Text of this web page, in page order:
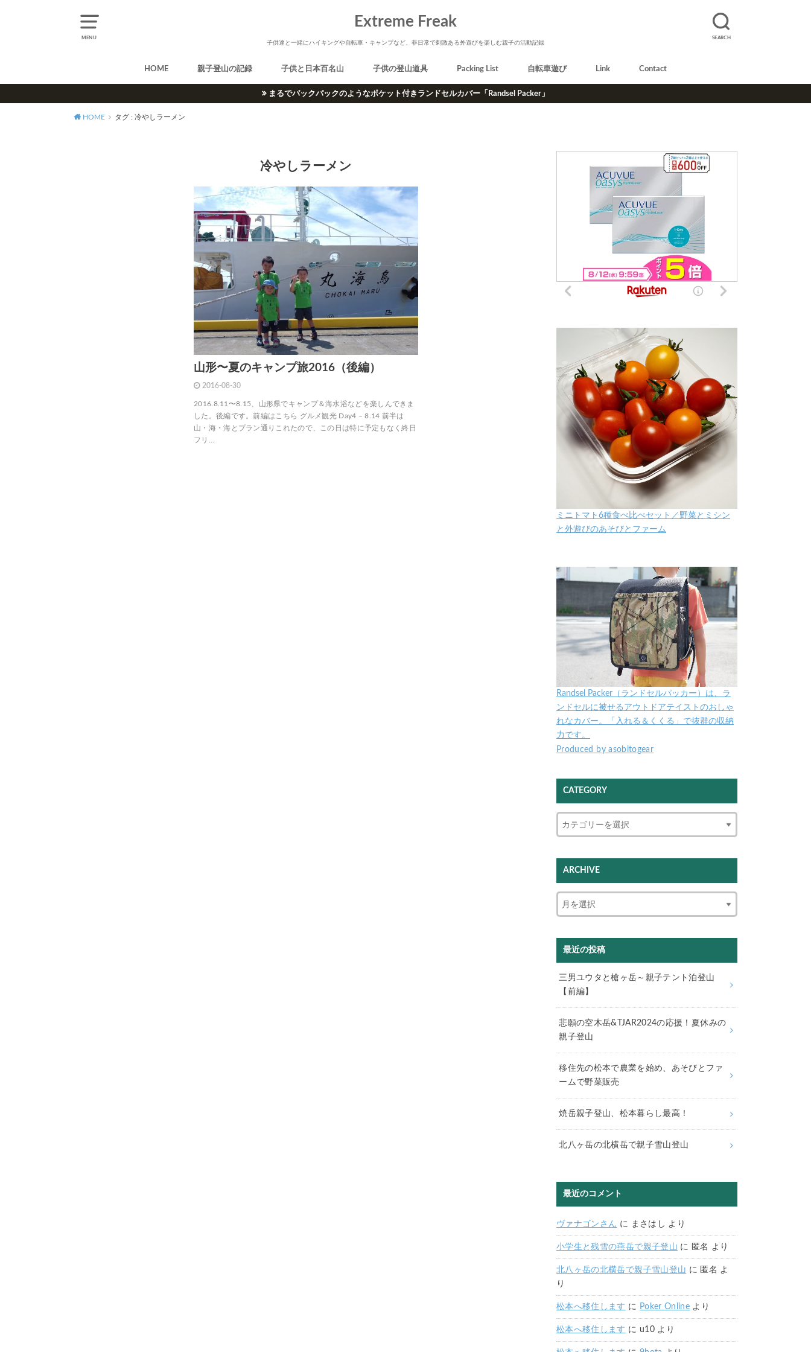
MENU SEARCH
Extreme Freak
子供達と一緒にハイキングや自転車・キャンプなど、非日常で刺激ある外遊びを楽しむ親子の活動記録
HOME 親子登山の記録 子供と日本百名山 子供の登山道具 Packing List 自転車遊び Link Contact
まるでバックパックのようなポケット付きランドセルカバー「Randsel Packer」
HOME タグ : 冷やしラーメン
冷やしラーメン
山形〜夏のキャンプ旅2016（後編）
2016-08-30
2016.8.11〜8.15、山形県でキャンプ＆海水浴などを楽しんできま
した。後編です。前編はこちら グルメ観光 Day4 – 8.14 前半は
山・海・海とプラン通りこれたので、この日は特に予定もなく終日
フリ…
ミニトマト6種食べ比べセット／野菜とミシン
と外遊びのあそびとファーム
Randsel Packer（ランドセルパッカー）は、ラ
ンドセルに被せるアウトドアテイストのおしゃ
れなカバー。「入れる＆くくる」で抜群の収納
力です。
Produced by asobitogear
CATEGORY
ARCHIVE
最近の投稿
三男ユウタと槍ヶ岳～親子テント泊登山
【前編】
悲願の空木岳&TJAR2024の応援！夏休みの
親子登山
移住先の松本で農業を始め、あそびとファ
ームで野菜販売
焼岳親子登山、松本暮らし最高！
北八ヶ岳の北横岳で親子雪山登山
最近のコメント
ヴァナゴンさん に まさはし より
小学生と残雪の燕岳で親子登山 に 匿名 より
北八ヶ岳の北横岳で親子雪山登山 に 匿名 よ
り
松本へ移住します に Poker Online より
松本へ移住します に u10より